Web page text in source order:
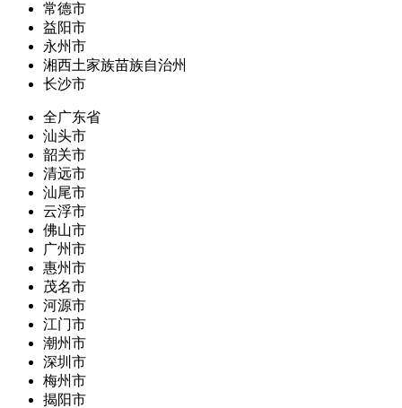
常德市
益阳市
永州市
湘西土家族苗族自治州
长沙市
全广东省
汕头市
韶关市
清远市
汕尾市
云浮市
佛山市
广州市
惠州市
茂名市
河源市
江门市
潮州市
深圳市
梅州市
揭阳市